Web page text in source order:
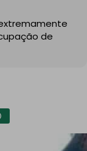
e totalmente
à segurança.
pronto a usar.
alta qualidade.
de